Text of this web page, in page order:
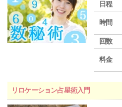
日程
時間
回数
料金
リロケーション占星術入門